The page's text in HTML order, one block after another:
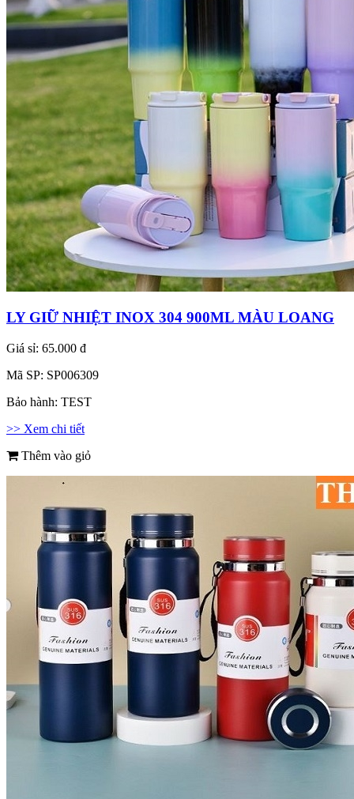
LY GIỮ NHIỆT INOX 304 900ML MÀU LOANG
Giá sỉ: 65.000 đ
Mã SP: SP006309
Bảo hành: TEST
>> Xem chi tiết
Thêm vào giỏ